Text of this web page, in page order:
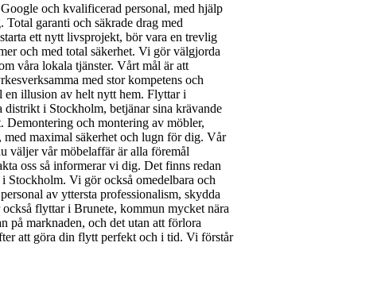
och kvalificerad personal, med hjälp
garanti och säkrade drag med
ett nytt livsprojekt, bör vara en trevlig
och med total säkerhet. Vi gör välgjorda
våra lokala tjänster. Vårt mål är att
med stor kompetens och
en illusion av helt nytt hem. Flyttar i
i Stockholm, betjänar sina krävande
Demontering och montering av möbler,
maximal säkerhet och lugn för dig. Vår
väljer vår möbelaffär är alla föremål
oss så informerar vi dig. Det finns redan
Stockholm. Vi gör också omedelbara och
av yttersta professionalism, skydda
flyttar i Brunete, kommun mycket nära
på marknaden, och det utan att förlora
att göra din flytt perfekt och i tid. Vi förstår